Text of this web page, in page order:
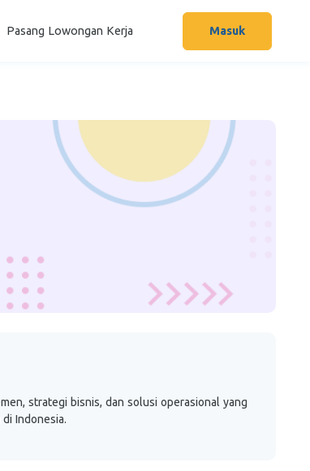
Pasang Lowongan Kerja Masuk
strategi bisnis, dan solusi operasional yang
Indonesia.